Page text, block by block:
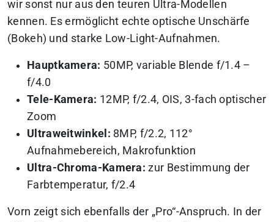
wir sonst nur aus den teuren Ultra-Modellen
kennen. Es ermöglicht echte optische Unschärfe
(Bokeh) und starke Low-Light-Aufnahmen.
Hauptkamera: 50MP, variable Blende f/1.4 –
f/4.0
Tele-Kamera: 12MP, f/2.4, OIS, 3-fach optischer
Zoom
Ultraweitwinkel: 8MP, f/2.2, 112°
Aufnahmebereich, Makrofunktion
Ultra-Chroma-Kamera: zur Bestimmung der
Farbtemperatur, f/2.4
Vorn zeigt sich ebenfalls der „Pro“-Anspruch. In der